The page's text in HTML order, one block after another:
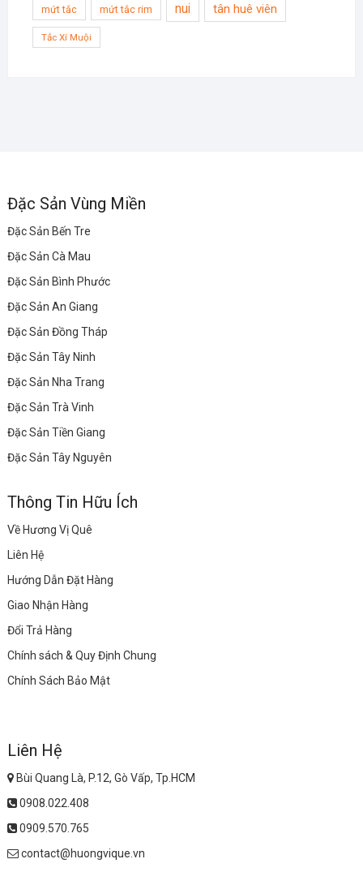
mứt tắc mứt tắc rim nui tân huê viên
Tắc Xí Muội
Đặc Sản Vùng Miền
Đặc Sản Bến Tre
Đặc Sản Cà Mau
Đặc Sản Bình Phước
Đặc Sản An Giang
Đặc Sản Đồng Tháp
Đặc Sản Tây Ninh
Đặc Sản Nha Trang
Đặc Sản Trà Vinh
Đặc Sản Tiền Giang
Đặc Sản Tây Nguyên
Thông Tin Hữu Ích
Về Hương Vị Quê
Liên Hệ
Hướng Dẫn Đặt Hàng
Giao Nhận Hàng
Đổi Trả Hàng
Chính sách & Quy Định Chung
Chính Sách Bảo Mật
Liên Hệ
Bùi Quang Là, P.12, Gò Vấp, Tp.HCM
0908.022.408
0909.570.765
contact@huongvique.vn